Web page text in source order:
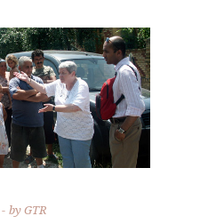
byGTR